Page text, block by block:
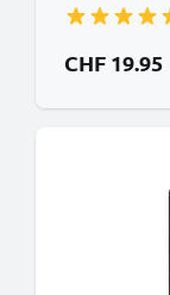
CHF 19.95